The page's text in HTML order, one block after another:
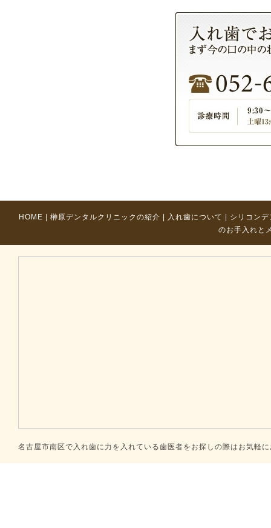
HOME 榊原デンタルクリニックの紹介 入れ歯について
シリコン
のお手入れと
名古屋市南区で入れ歯に力を入れている歯医者をお探しの際はお気